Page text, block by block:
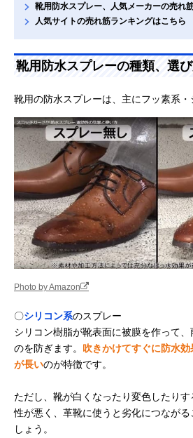
靴用防水スプレー、人気メーカーの売れ
人気サイトの売れ筋ランキングはこちら
靴用防水スプレーの種類、選
靴用の防水スプレーは、主にフッ素系・
Photo by Amazon
〇シリコン系のスプレー
シリコン樹脂が靴表面に被膜を作って
のを防ぎます。 吹きかけてすぐに防水
が長いのが特徴です。
ただし、靴が白くなったり変色したり
性が悪く、革靴に使うと劣化につなが
しょう。